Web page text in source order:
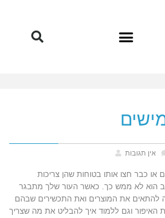
אין תגובות
כבר חצו אותו בטוחות שהן צריכות
הוא לא ממש כך. כאשר העור שלך מתבגר
להתאים את המוצרים ואת התכשירים שבהם
וגם ללמוד איך להבליט את מה שצריך